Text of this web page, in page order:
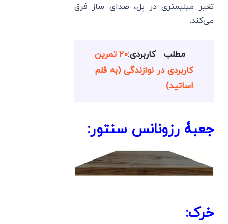
تغیر میلیمتری در پل، صدای ساز فرق
می‌کند.
مطلب کاربردی:
۲۰ تمرین
کاربردی در نوازندگی (به قلم
اساتید)
جعبۀ رزونانس سنتور:
خرک: